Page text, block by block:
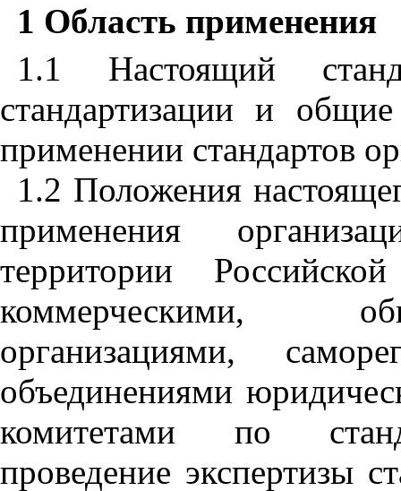
1 Область применения
1.1
Настоящий
стандартизации и
общие
применении стандартов
1.2 Положения
применения
территории
Российской
коммерческими,
организациями,
объединениями
комитетами
по
проведение экспертизы